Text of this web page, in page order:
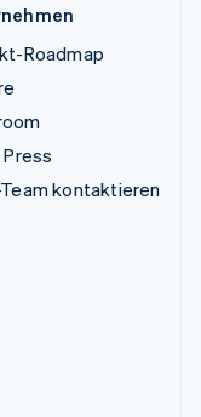
Roadmap
kontaktieren